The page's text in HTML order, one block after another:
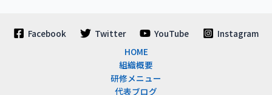
Facebook Twitter YouTube
Instagram
HOME
組織概要
研修メニュー
代表ブログ